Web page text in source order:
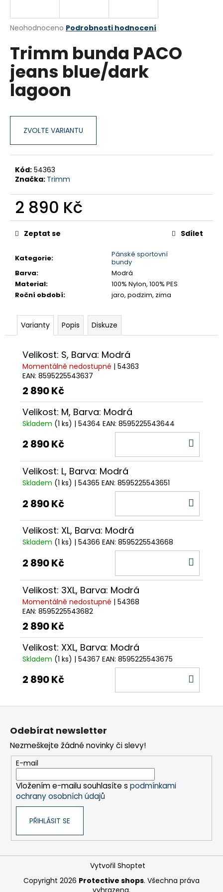
Průměrné
produktu
0,0
5
hvězdiček.
Neohodnoceno Podrobnosti hodnocení
Trimm bunda PACO
jeans blue/dark
lagoon
ZVOLTE VARIANTU
Kód: 54363
Značka: Trimm
2 890 Kč
Měrná
cena:
Kategorie:
Pánské sportovní
bundy
Barva:
Modrá
Material:
100% Nylon, 100% PES
Roční období: jaro, podzim, zima
Zeptat se Sdílet
Varianty Popis Diskuze
Velikost: S, Barva: Modrá
Momentálně nedostupné | 54363
EAN: 8595225543637
2 890 Kč
Velikost: M, Barva: Modrá
Skladem (1 ks) | 54364 EAN: 8595225543644
2 890 Kč
Velikost: L, Barva: Modrá
Skladem (1 ks) | 54365 EAN: 8595225543651
2 890 Kč
Velikost: XL, Barva: Modrá
Skladem (1 ks) | 54366 EAN: 8595225543668
2 890 Kč
Velikost: 3XL, Barva: Modrá
Momentálně nedostupné | 54368
EAN: 8595225543682
2 890 Kč
Velikost: XXL, Barva: Modrá
Skladem (1 ks) | 54367 EAN: 8595225543675
2 890 Kč
j
t
?
HLEDAT
D
o
p
o
u
č
u
e
m
e
TRIMM
TAIPE
1
Původně:
990
Odebírat newsletter
Nezmeškejte žádné novinky či slevy!
E-mail
Vložením e-mailu souhlasíte s podmínkami
ochrany osobních údajů
PŘIHLÁSIT SE
Vytvořil Shoptet
Copyright 2026 Protective shops. Všechna práva
vyhrazena.